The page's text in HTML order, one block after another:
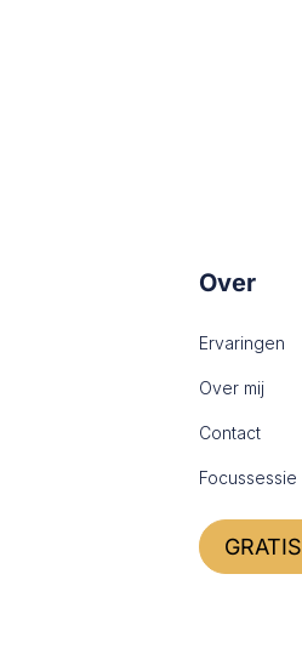
Over
Ervaringen
Over mij
Contact
Focussessie